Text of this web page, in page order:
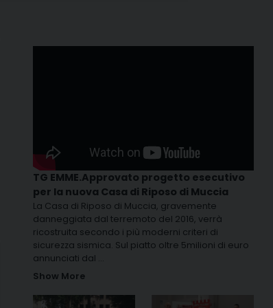
TG EMME.Approvato progetto esecutivo
per la nuova Casa di Riposo di Muccia
La Casa di Riposo di Muccia, gravemente
danneggiata dal terremoto del 2016, verrà
ricostruita secondo i più moderni criteri di
sicurezza sismica. Sul piatto oltre 5milioni di euro
annunciati dal ...
Show More